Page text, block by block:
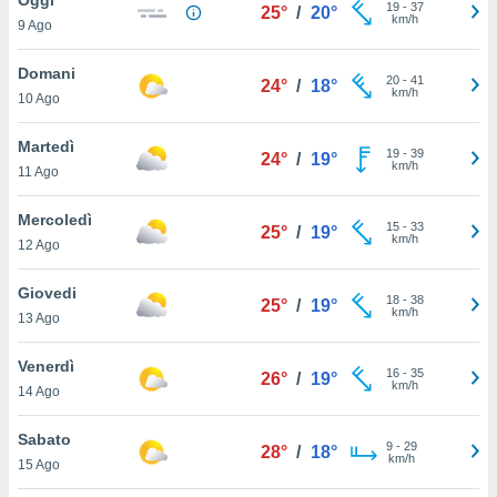
è
al sito
di
ci
di
il
un
la
nella
9 Ago
25° / 20° 19- 37
km/h
Domani
10 Ago
24° / 18° 20- 41
km/h
Martedì
11 Ago
24° / 19° 19- 39
km/h
Mercoledì
12 Ago
25° / 19° 15- 33
km/h
Giovedi
13 Ago
25° / 19° 18- 38
km/h
Venerdì
14 Ago
26° / 19° 16- 35
km/h
Sabato
15 Ago
28° / 18° 9- 29
km/h